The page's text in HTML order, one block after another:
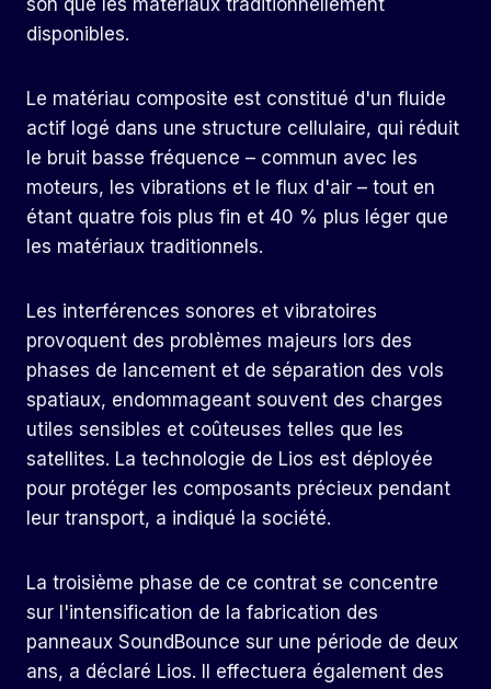
son que les matériaux traditionnellement
disponibles.
Le matériau composite est constitué d'un fluide
actif logé dans une structure cellulaire, qui réduit
le bruit basse fréquence – commun avec les
moteurs, les vibrations et le flux d'air – tout en
étant quatre fois plus fin et 40 % plus léger que
les matériaux traditionnels.
Les interférences sonores et vibratoires
provoquent des problèmes majeurs lors des
phases de lancement et de séparation des vols
spatiaux, endommageant souvent des charges
utiles sensibles et coûteuses telles que les
satellites. La technologie de Lios est déployée
pour protéger les composants précieux pendant
leur transport, a indiqué la société.
La troisième phase de ce contrat se concentre
sur l'intensification de la fabrication des
panneaux SoundBounce sur une période de deux
ans, a déclaré Lios. Il effectuera également des